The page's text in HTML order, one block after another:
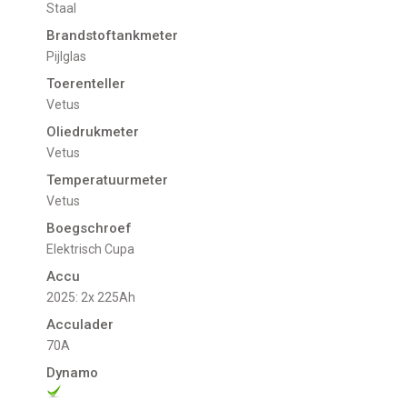
Staal
Brandstoftankmeter
pijlglas
Toerenteller
Vetus
Oliedrukmeter
Vetus
Temperatuurmeter
Vetus
Boegschroef
Elektrisch Cupa
Accu
2025: 2x 225Ah
Acculader
70A
Dynamo